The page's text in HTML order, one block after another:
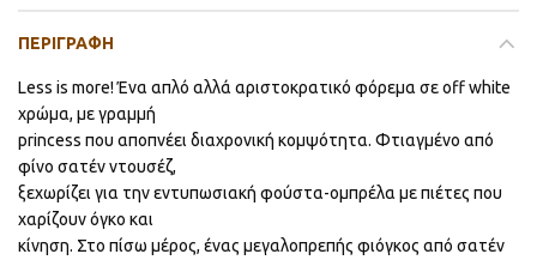
ΠΕΡΙΓΡΑΦΉ
Less is more! Ένα απλό αλλά αριστοκρατικό φόρεμα σε off white
χρώμα, με γραμμή
princess που αποπνέει διαχρονική κομψότητα. Φτιαγμένο από
φίνο σατέν ντουσέζ,
ξεχωρίζει για την εντυπωσιακή φούστα-ομπρέλα με πιέτες που
χαρίζουν όγκο και
κίνηση. Στο πίσω μέρος, ένας μεγαλοπρεπής φιόγκος από σατέν